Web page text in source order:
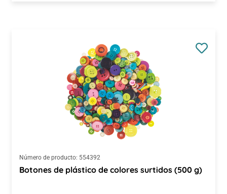
Número de producto: 554392
Botones de plástico de colores surtidos (500 g)